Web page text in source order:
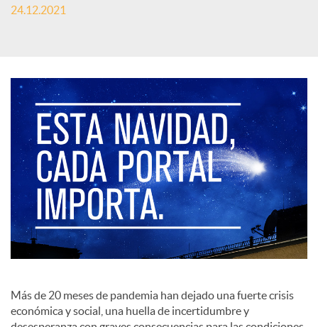
d
o
r
d
e
c
24.12.2021
Más de 20 meses de pandemia han dejado una fuerte crisis
económica y social, una huella de incertidumbre y